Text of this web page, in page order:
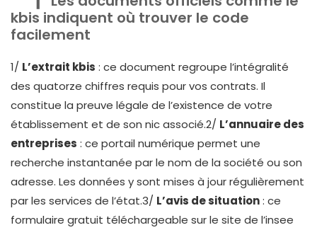
kbis indiquent où trouver le code
facilement
1/ L’extrait kbis : ce document regroupe l’intégralité
des quatorze chiffres requis pour vos contrats. Il
constitue la preuve légale de l’existence de votre
établissement et de son nic associé.2/ L’annuaire des
entreprises : ce portail numérique permet une
recherche instantanée par le nom de la société ou son
adresse. Les données y sont mises à jour régulièrement
par les services de l’état.3/ L’avis de situation: ce
formulaire gratuit téléchargeable sur le site de l’insee